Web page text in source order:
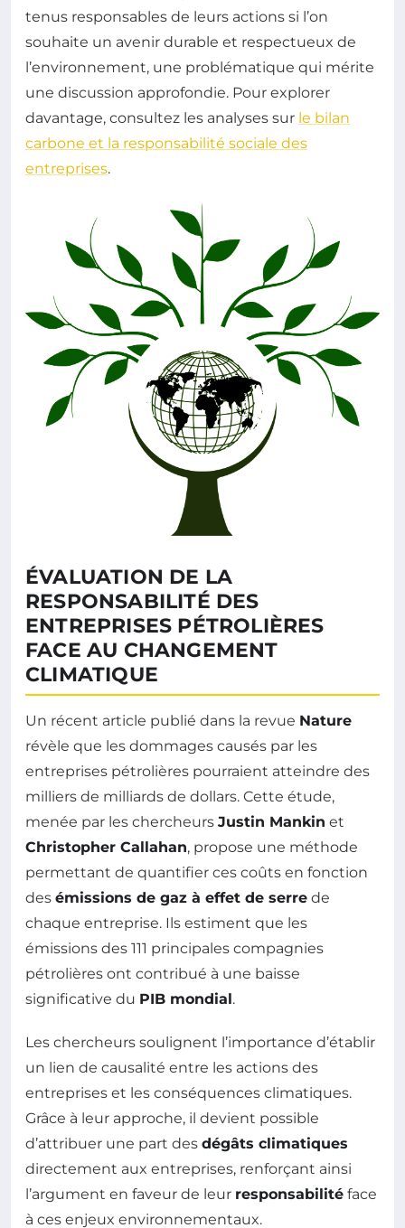
tenus responsables de leurs actions si l’on
souhaite un avenir durable et respectueux de
l’environnement, une problématique qui mérite
une discussion approfondie. Pour explorer
davantage, consultez les analyses sur le bilan
carbone et la responsabilité sociale des
entreprises.
ÉVALUATION DE LA
RESPONSABILITÉ DES
ENTREPRISES PÉTROLIÈRES
FACE AU CHANGEMENT
CLIMATIQUE
Un récent article publié dans la revue Nature
révèle que les dommages causés par les
entreprises pétrolières pourraient atteindre des
milliers de milliards de dollars. Cette étude,
menée par les chercheurs Justin Mankin et
Christopher Callahan, propose une méthode
permettant de quantifier ces coûts en fonction
des émissions de gaz à effet de serre de
chaque entreprise. Ils estiment que les
émissions des 111 principales compagnies
pétrolières ont contribué à une baisse
significative du PIB mondial.
Les chercheurs soulignent l’importance d’établir
un lien de causalité entre les actions des
entreprises et les conséquences climatiques.
Grâce à leur approche, il devient possible
d’attribuer une part des dégâts climatiques
directement aux entreprises, renforçant ainsi
l’argument en faveur de leur responsabilité face
à ces enjeux environnementaux.